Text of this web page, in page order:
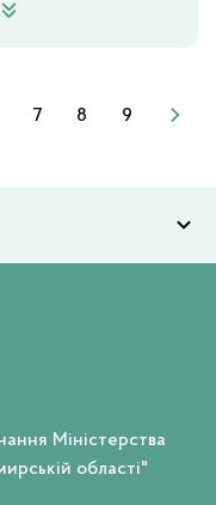
7 8 9
Міністерства
області"